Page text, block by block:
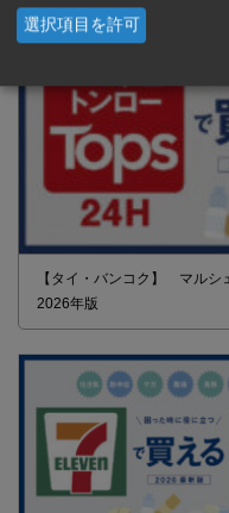
【タイ・バンコク】 マルシ
2026年版
選択項目を許可